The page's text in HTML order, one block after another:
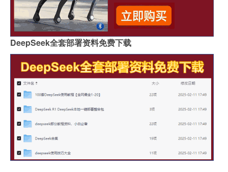
DeepSeek全套部署资料免费下载